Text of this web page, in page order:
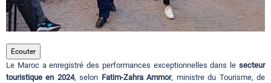
Evenements
Contact
Ecouter
Le Maroc a enregistré des performances exceptionnelles dans le secteur
touristique en 2024, selon Fatim-Zahra Ammor, ministre du Tourisme, de